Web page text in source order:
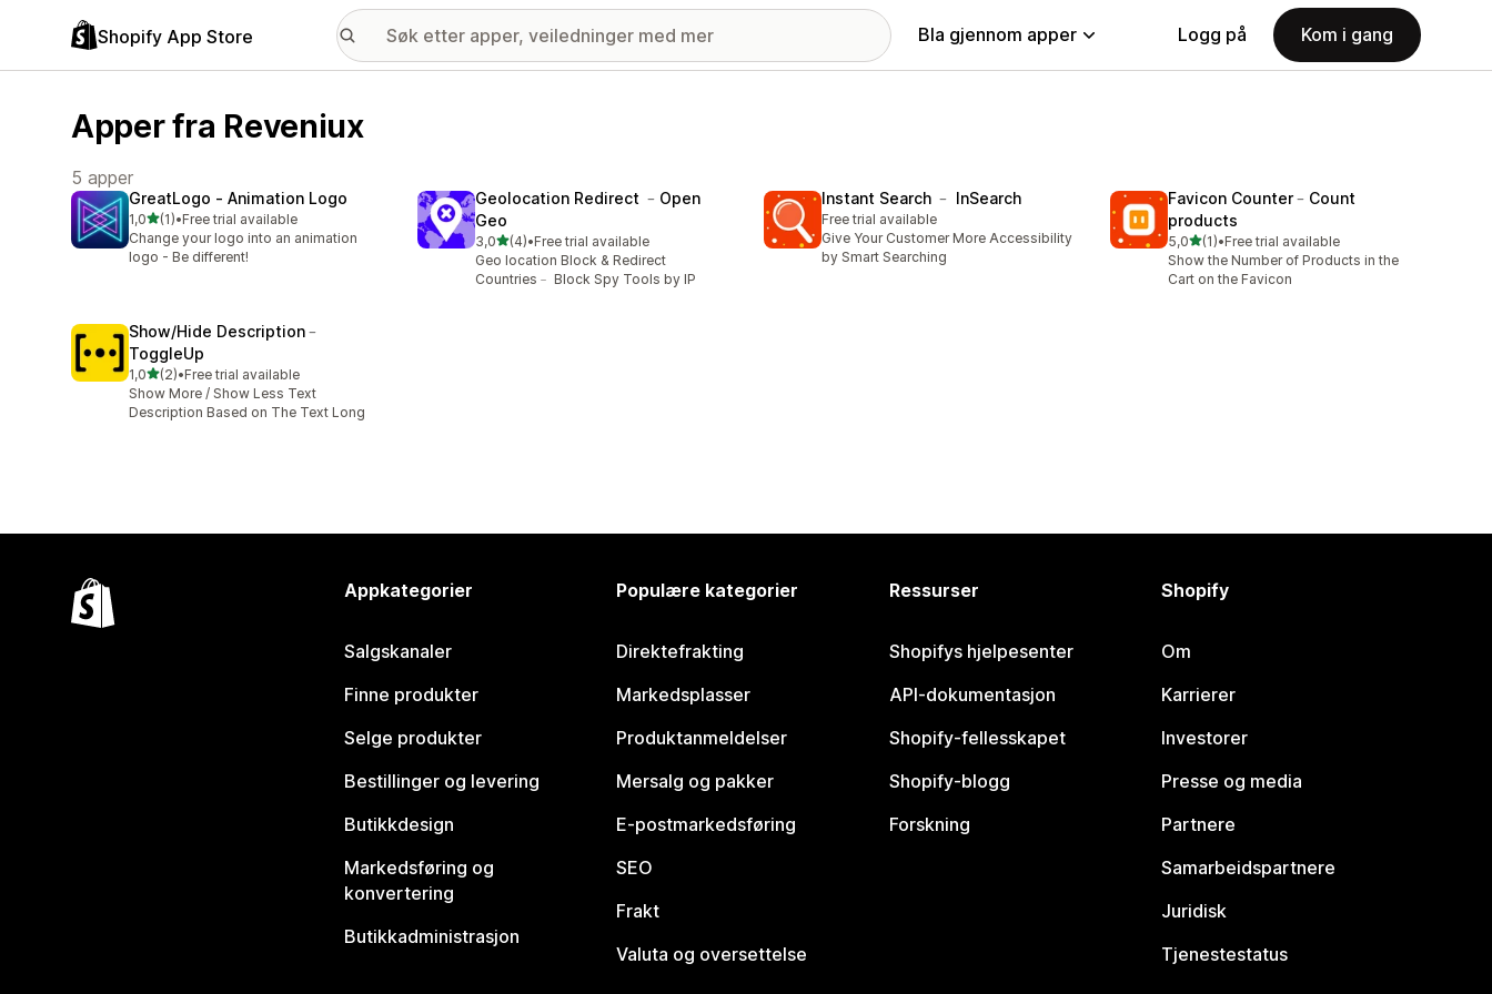
Shopify App Store Bla gjennom apper Logg på Kom i gang
Apper fra Reveniux
5 apper
GreatLogo ‑ Animation Logo
1,0av 5 stjerner
(1)
Totalt 1 omtaler
•Free trial available
Change your logo into an animation
logo - Be different!
Geolocation Redirect ﹣Open
Geo
3,0av 5 stjerner
(4)
Totalt 4 omtaler
•Free trial available
Geo location Block & Redirect
Countries﹣ Block Spy Tools by IP
Instant Search ﹣ InSearch
Free trial available
Give Your Customer More Accessibility
by Smart Searching
Favicon Counter﹣Count
products
5,0av 5 stjerner
(1)
Totalt 1 omtaler
•Free trial available
Show the Number of Products in the
Cart on the Favicon
Show/Hide Description﹣
ToggleUp
1,0av 5 stjerner
(2)
Totalt 2 omtaler
•Free trial available
Show More / Show Less Text
Description Based on The Text Long
Appkategorier
Salgskanaler
Finne produkter
Selge produkter
Bestillinger og levering
Butikkdesign
Markedsføring og
konvertering
Butikkadministrasjon
Populære kategorier
Direktefrakting
Markedsplasser
Produktanmeldelser
Mersalg og pakker
E-postmarkedsføring
SEO
Frakt
Valuta og oversettelse
Ressurser
Shopifys hjelpesenter
API-dokumentasjon
Shopify-fellesskapet
Shopify-blogg
Forskning
Shopify
Om
Karrierer
Investorer
Presse og media
Partnere
Samarbeidspartnere
Juridisk
Tjenestestatus